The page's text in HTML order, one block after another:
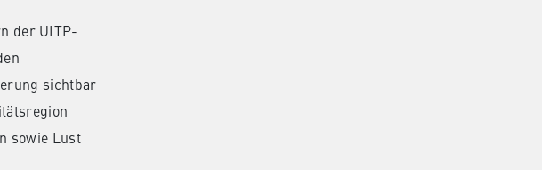
der UITP-
sichtbar
sowie Lust